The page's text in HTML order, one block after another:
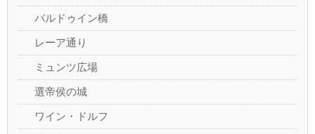
バルドゥイン橋
レーア通り
ミュンツ広場
選帝侯の城
ワイン・ドルフ